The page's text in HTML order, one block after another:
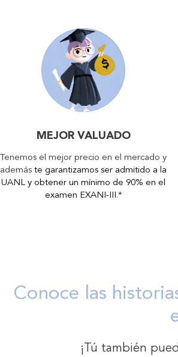
MEJOR VALUADO
Tenemos el mejor precio en el mercado y
además te garantizamos ser admitido a la
UANL y obtener un mínimo de 90% en el
examen EXANI-III.*
Conoce las
¡Tú también